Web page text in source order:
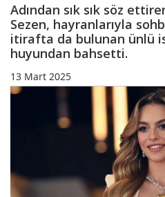
Adından sık sık söz
Sezen, hayranlarıyla
itirafta da bulunan ünlü
huyundan bahsetti.
13 Mart 2025